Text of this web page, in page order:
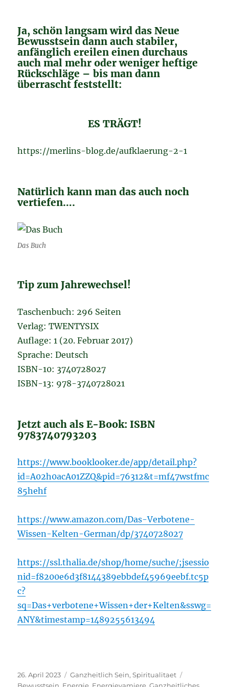
Ja, schön langsam wird das Neue
Bewusstsein dann auch stabiler,
anfänglich ereilen einen durchaus
auch mal mehr oder weniger heftige
Rückschläge – bis man dann
überrascht feststellt:
ES TRÄGT!
https://merlins-blog.de/aufklaerung-2-1
Natürlich kann man das auch noch
vertiefen….
Das Buch
Tip zum Jahrewechsel!
Taschenbuch: 296 Seiten
Verlag: TWENTYSIX
Auflage: 1 (20. Februar 2017)
Sprache: Deutsch
ISBN-10: 3740728027
ISBN-13: 978-3740728021
Jetzt auch als E-Book: ISBN
9783740793203
https://www.booklooker.de/app/detail.php?
id=A02h0acA01ZZQ&pid=76312&t=mf47wstfmc
85hehf
https://www.amazon.com/Das-Verbotene-
Wissen-Kelten-German/dp/3740728027
https://ssl.thalia.de/shop/home/suche/;jsessio
nid=f8200e6d3f8144389ebbdef45969eebf.tc5p
c?
sq=Das+verbotene+Wissen+der+Kelten&sswg=
ANY&timestamp=1489255613494
Veröffentlicht
am
26. April 2023 Kategorien
Ganzheitlich Sein,Spiritualitaet
Bewusstsein, Energie, Energievamiere,Ganzheitliches